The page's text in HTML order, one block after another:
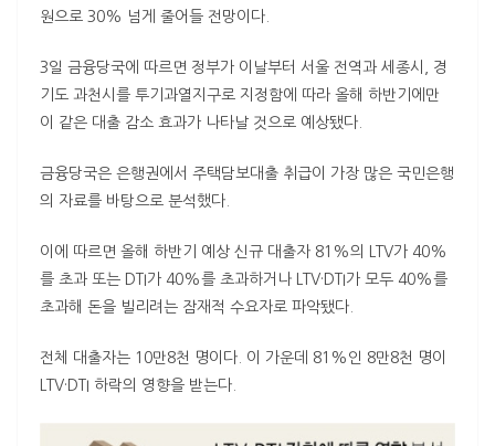
원으로 30% 넘게 줄어들 전망이다.
3일 금융당국에 따르면 정부가 이날부터 서울 전역과 세종시, 경
기도 과천시를 투기과열지구로 지정함에 따라 올해 하반기에만
이 같은 대출 감소 효과가 나타날 것으로 예상됐다.
금융당국은 은행권에서 주택담보대출 취급이 가장 많은 국민은행
의 자료를 바탕으로 분석했다.
이에 따르면 올해 하반기 예상 신규 대출자 81%의 LTV가 40%
를 초과 또는
DTI가 40%를 초과하거나 LTV· DTI가 모두 40%를
초과해 돈을 빌리려는 잠재적 수요자로 파악됐다.
전체 대출자는 10만8천 명이다. 이 가운데 81%인 8만8천 명이
LTV· DTI 하락의 영향을 받는다.